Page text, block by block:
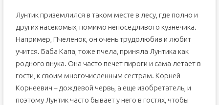
Лунтик приземлился в таком месте в лесу, где полно и
других насекомых, помимо непоседливого кузнечика.
Например, Пчеленок, он очень трудолюбив и любит
учится. Баба Капа, тоже пчела, приняла Лунтика как
родного внука. Она часто печет пироги и сама летает в
гости, к своим многочисленным сестрам. Корней
Корнеевич – дождевой червь, а еще изобретатель, и
поэтому Лунтик часто бывает у него в гостях, чтобы